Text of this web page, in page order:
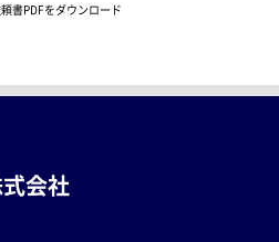
書PDFをダウンロード
会社